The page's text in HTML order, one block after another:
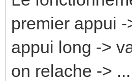
premier appui
appui long ->
on relache -> ...